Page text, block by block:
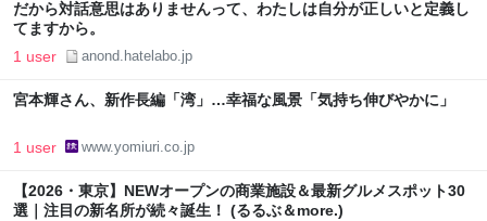
だから対話意思はありませんって、わたしは自分が正しいと定義し
てますから。
1 user anond.hatelabo.jp
宮本輝さん、新作長編「湾」…幸福な風景「気持ち伸びやかに」
1 user www.yomiuri.co.jp
【2026・東京】NEWオープンの商業施設＆最新グルメスポット30
選｜注目の新名所が続々誕生！ (るるぶ＆more.)